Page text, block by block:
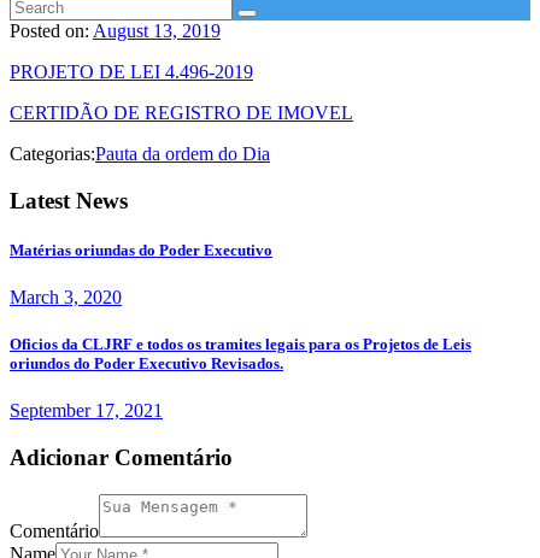
Posted on: August 13, 2019
PROJETO DE LEI 4.496-2019
CERTIDÃO DE REGISTRO DE IMOVEL
Categorias:Pauta da ordem do Dia
Latest News
Matérias oriundas do Poder Executivo
March 3, 2020
Oficios da CLJRF e todos os tramites legais para os Projetos de Leis
oriundos do Poder Executivo Revisados.
September 17, 2021
Adicionar Comentário
Comentário
Name